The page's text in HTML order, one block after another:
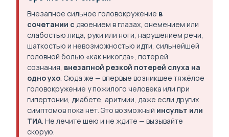
Внезапное сильное головокружение в
сочетании с двоением в глазах, онемением или
слабостью лица, руки или ноги, нарушением речи,
шаткостью и невозможностью идти, сильнейшей
головной болью «как никогда», потерей
сознания, внезапной резкой потерей слуха на
одно ухо . Сюда же — впервые возникшее тяжёлое
головокружение у пожилого человека или при
гипертонии, диабете, аритмии, даже если других
симптомов пока нет. Это возможный инсульт или
ТИА . Не лечите шею и не ждите — вызывайте
скорую.